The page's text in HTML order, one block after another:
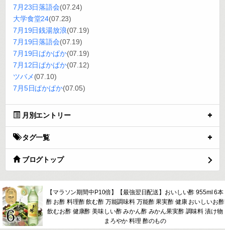
7月23日落語会(07.24)
大学食堂24(07.23)
7月19日銭湯放浪(07.19)
7月19日落語会(07.19)
7月19日ぱかぱか(07.19)
7月12日ぱかぱか(07.12)
ツバメ(07.10)
7月5日ぱかぱか(07.05)
月別エントリー
タグ一覧
ブログトップ
【マラソン期間中P10倍】【最強翌日配送】おいしい酢 955ml 6本
酢 お酢 料理酢 飲む酢 万能調味料 万能酢 果実酢 健康 おいしいお酢
飲むお酢 健康酢 美味しい酢 みかん酢 みかん果実酢 調味料 漬け物
まろやか 料理 酢のもの